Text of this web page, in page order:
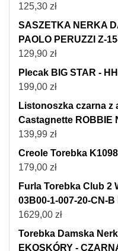
125,30 zł
SASZETKA NERKA
PAOLO PERUZZI Z-
129,90 zł
Plecak BIG STAR -
199,00 zł
Listonoszka czarna z
Castagnette ROBBIE
139,99 zł
Creole Torebka
179,00 zł
Furla Torebka Club 2
03B00-1-007-20-CN-
1629,00 zł
Torebka Damska
EKOSKÓRY -